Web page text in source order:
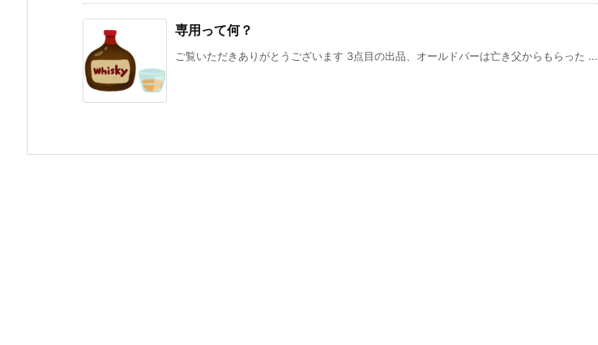
専用って何？
ご覧いただきありがとうございます 3点目の出品、オールドパーは亡き父からもらった ...